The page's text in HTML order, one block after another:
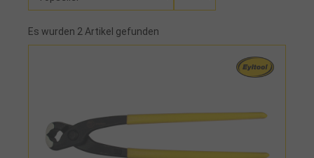
Es wurden 2 Artikel gefunden